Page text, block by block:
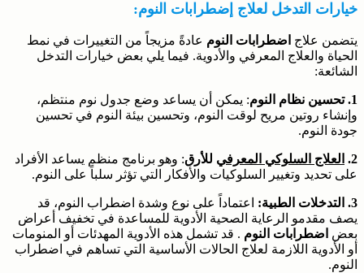
خيارات التدخل لعلاج إضطرابات النوم:
يتضمن علاج اضطرابات النوم عادةً مزيجاً من التغييرات في نمط
الحياة والعلاج المعرفي والأدوية. فيما يلي بعض خيارات التدخل
الشائعة:
1. تحسين نظام النوم
: يمكن أن يساعد وضع جدول نوم منتظم،
وإنشاء روتين مريح لوقت النوم، وتحسين بيئة النوم في تحسين
جودة النوم.
2. العلاج السلوكي المعرفي للأرق: وهو برنامج منظم يساعد الأفراد
على تحديد وتغيير السلوكيات والأفكار التي تؤثر سلباً على النوم.
3. التدخلات الطبية:
اعتماداً على نوع وشدة اضطراب النوم، قد
يصف مقدمو الرعاية الصحية الأدوية للمساعدة في تخفيف أعراض
بعض اضطرابات النوم . قد تشمل هذه الأدوية المهدئات أو المنومات
أو الأدوية اللازمة لعلاج الحالات الأساسية التي تساهم في اضطراب
النوم.